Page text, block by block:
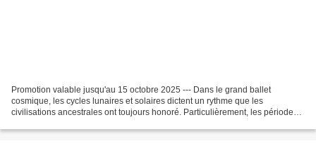
Promotion valable jusqu'au 15 octobre 2025 --- Dans le grand ballet
cosmique, les cycles lunaires et solaires dictent un rythme que les
civilisations ancestrales ont toujours honoré. Particulièrement, les périodes